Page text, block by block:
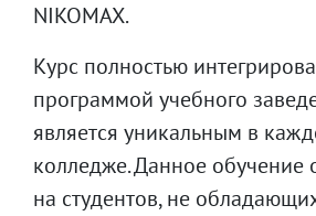
NIKOMAX.
Курс полностью
программой учебного
является уникальным в
колледже. Данное обучение
на студентов, не